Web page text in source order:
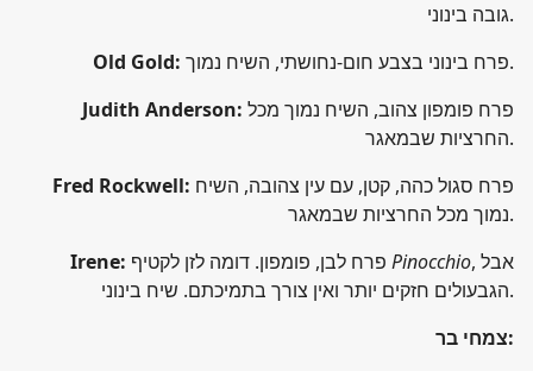
גובה בינוני.
Old Gold:
פרח בינוני בצבע חום-נחושתי, השיח נמוך.
Judith Anderson:
החרציות שבמאגר.
Fred Rockwell:
נמוך מכל החרציות שבמאגר.
Irene:
Pinocchio, אבל
הגבעולים חזקים יותר ואין צורך בתמיכתם. שיח בינוני.
צמחי בר: